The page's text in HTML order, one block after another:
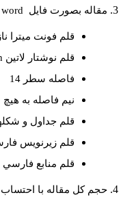
مقاله بصورت فايل word
قلم فونت ميترا
قلم نوشتار لاتين
فاصله سطر 14
نيم فاصله به
قلم جداول و
قلم زيرنويس فارسي فونت
قلم منابع فارسي 10 و لاتين فونت 9
حجم کل مقاله با احتساب تمام بخش‌های